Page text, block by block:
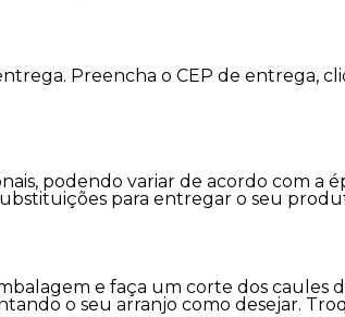
Preencha o CEP de entrega,
podendo variar de acordo com
para entregar o seu
e faça um corte dos caules
o seu arranjo como desejar.